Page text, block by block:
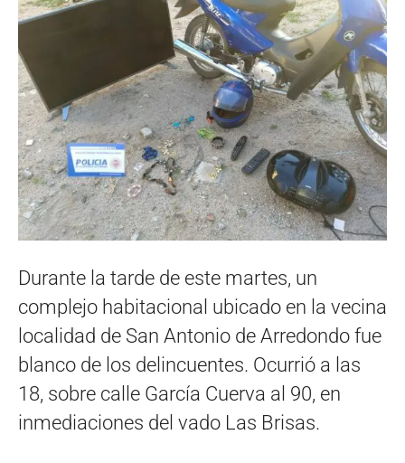
Durante la tarde de este martes, un
complejo habitacional ubicado en la vecina
localidad de San Antonio de Arredondo fue
blanco de los delincuentes. Ocurrió a las
18, sobre calle García Cuerva al 90, en
inmediaciones del vado Las Brisas.